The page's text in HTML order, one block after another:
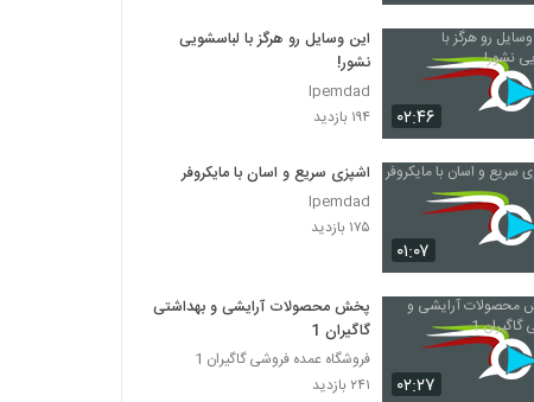
۰۲:۴۶
این وسایل رو هرگز با لباسشویی
نشور!
Ipemdad
۱۹۴ بازدید
۰۱:۰۷
اشپزی سریع و اسان با مایکروفر
Ipemdad
۱۷۵ بازدید
۰۲:۲۷
پخش محصولات آرایشی و بهداشتی
گاگیران 1
فروشگاه عمده فروشی گاگیران 1
۲۴۱ بازدید